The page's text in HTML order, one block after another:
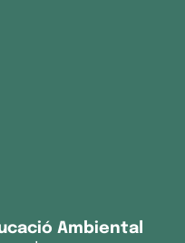
Ambiental